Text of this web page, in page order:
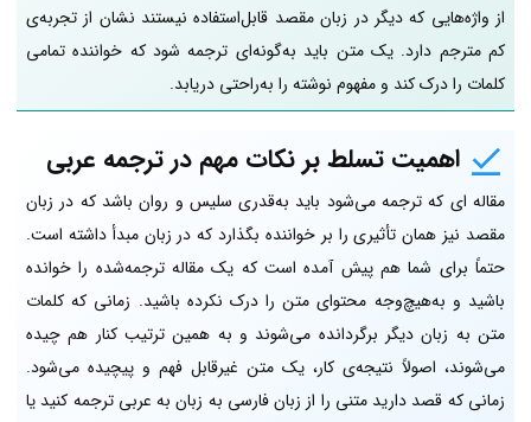
از واژه‌هایی که دیگر در زبان مقصد قابل‌استفاده نیستند نشان از تجربه‌ی
کم مترجم دارد. یک متن باید به‌گونه‌ای ترجمه شود که خواننده تمامی
کلمات را درک کند و مفهوم نوشته را به‌راحتی دریابد.
اهمیت تسلط بر نکات مهم در ترجمه عربی
مقاله ای که ترجمه می‌شود باید به‌قدری سلیس و روان باشد که در زبان
مقصد نیز همان تأثیری را بر خواننده بگذارد که در زبان مبدأ داشته است.
حتماً برای شما هم پیش آمده است که یک مقاله ترجمه‌شده را خوانده
باشید و به‌هیچ‌وجه محتوای متن را درک نکرده باشید. زمانی که کلمات
متن به زبان دیگر برگردانده می‌شوند و به همین ترتیب کنار هم چیده
می‌شوند، اصولاً نتیجه‌ی کار، یک متن غیرقابل فهم و پیچیده می‌شود.
زمانی که قصد دارید متنی را از زبان فارسی به زبان به عربی ترجمه کنید یا